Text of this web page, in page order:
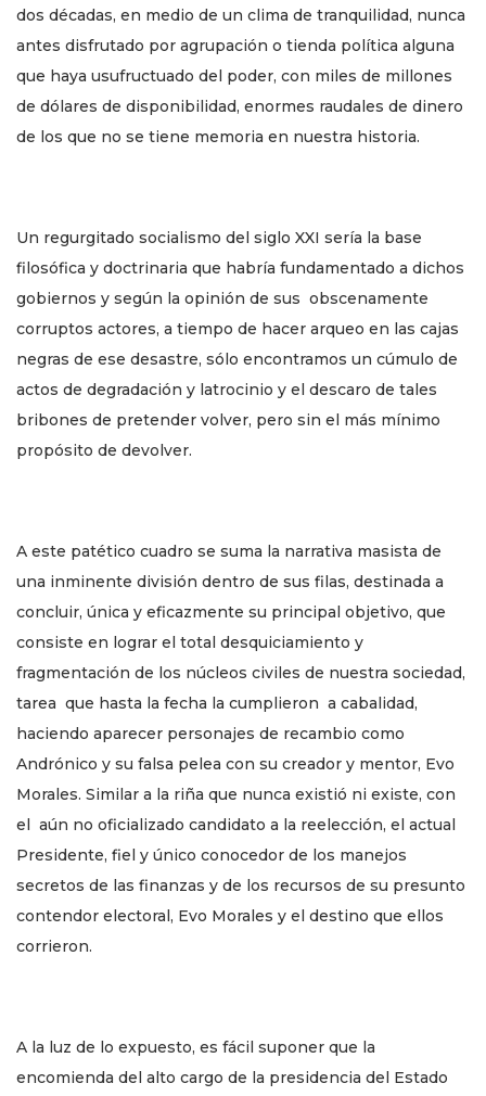
dos décadas, en medio de un clima de tranquilidad, nunca
antes disfrutado por agrupación o tienda política alguna
que haya usufructuado del poder, con miles de millones
de dólares de disponibilidad, enormes raudales de dinero
de los que no se tiene memoria en nuestra historia.
Un regurgitado socialismo del siglo XXI sería la base
filosófica y doctrinaria que habría fundamentado a dichos
gobiernos y según la opinión de sus obscenamente
corruptos actores, a tiempo de hacer arqueo en las cajas
negras de ese desastre, sólo encontramos un cúmulo de
actos de degradación y latrocinio y el descaro de tales
bribones de pretender volver, pero sin el más mínimo
propósito de devolver.
A este patético cuadro se suma la narrativa masista de
una inminente división dentro de sus filas, destinada a
concluir, única y eficazmente su principal objetivo, que
consiste en lograr el total desquiciamiento y
fragmentación de los núcleos civiles de nuestra sociedad,
tarea que hasta la fecha la cumplieron a cabalidad,
haciendo aparecer personajes de recambio como
Andrónico y su falsa pelea con su creador y mentor, Evo
Morales. Similar a la riña que nunca existió ni existe, con
el aún no oficializado candidato a la reelección, el actual
Presidente, fiel y único conocedor de los manejos
secretos de las finanzas y de los recursos de su presunto
contendor electoral, Evo Morales y el destino que ellos
corrieron.
A la luz de lo expuesto, es fácil suponer que la
encomienda del alto cargo de la presidencia del Estado